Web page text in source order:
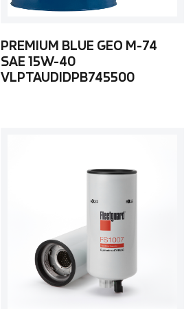
PREMIUM BLUE GEO M-74
SAE 15W-40
VLPTAUDIDPB745500